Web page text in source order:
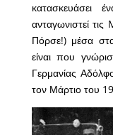
κατασκευάσει
ανταγωνιστεί
Πόρσε!) μέσα
είναι που
Γερμανίας
τον Μάρτιο του